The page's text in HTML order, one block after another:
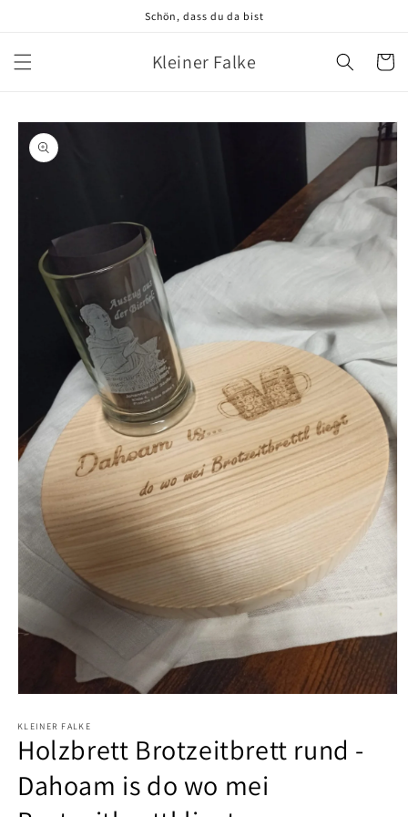
Schön, dass du da bist
Kleiner Falke
in
Modal
öffnen
KLEINER FALKE
Holzbrett Brotzeitbrett rund -
Dahoam is do wo mei